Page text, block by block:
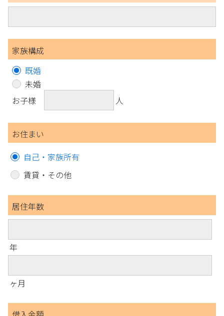
家族構成
既婚
未婚
お子様
人
お住まい
自己・家族所有
賃貸・その他
居住年数
年
ヶ月